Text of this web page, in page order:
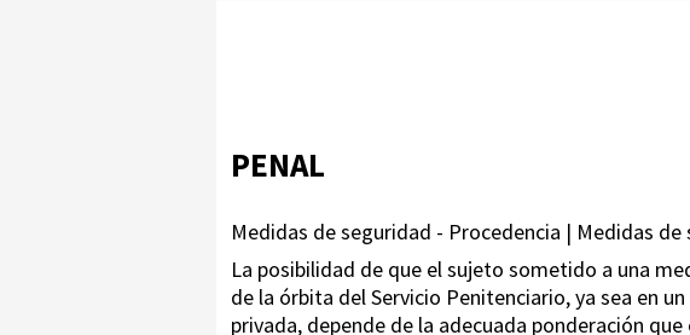
PENAL
Medidas de seguridad - Procedencia | Medidas
La posibilidad de que el sujeto sometido a una
de la órbita del Servicio Penitenciario, ya sea en
privada, depende de la adecuada ponderación